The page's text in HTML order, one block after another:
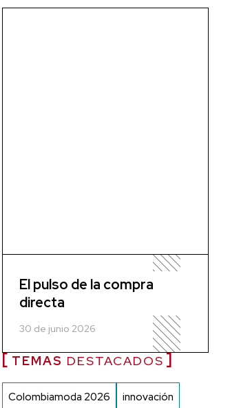
El pulso de la compra
directa
30 de junio 2026
TEMAS DESTACADOS
Colombiamoda 2026 innovación